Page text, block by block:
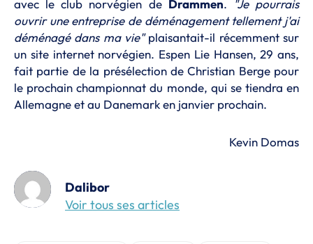
avec le club norvégien de Drammen.
"Je pourrais
ouvrir une entreprise de déménagement tellement j'ai
déménagé dans ma vie"plaisantait-il récemment sur
un site internet norvégien. Espen Lie Hansen, 29 ans,
fait partie de la présélection de Christian Berge pour
le prochain championnat du monde, qui se tiendra en
Allemagne et au Danemark en janvier prochain.
Kevin Domas
Dalibor
Voir tous ses articles